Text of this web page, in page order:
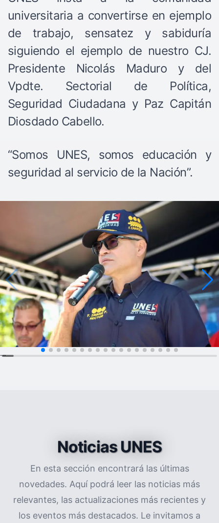
universitaria a convertirse en ejemplo
de trabajo, sensatez y sabiduría
siguiendo el ejemplo de nuestro CJ.
Presidente Nicolás Maduro y del
Vpdte. Sectorial de Política,
Seguridad Ciudadana y Paz Capitán
Diosdado Cabello.
“Somos UNES, somos educación y
seguridad al servicio de la Nación”.
...
Noticias UNES
En esta sección encontrará las últimas
novedades. Aquí podrá leer las noticias más
relevantes, las actualizaciones más recientes y
los eventos más destacados. Le invitamos a